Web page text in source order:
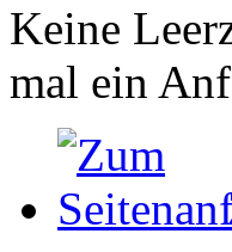
Keine
mal ein